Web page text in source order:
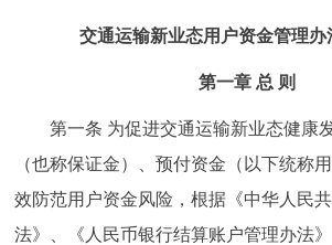
한국어
ESPAÑOL العربية
交通运输新业态用户资金管理办
第一章 总 则
第一条 为促进交通运输新业态健康
（也称保证金）、预付资金（以下统称
效防范用户资金风险，根据《中华人民
法》、《人民币银行结算账户管理办法